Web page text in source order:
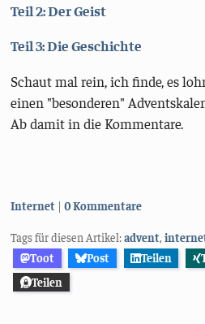
Teil 2: Der Geist
Teil 3: Die Geschichte
Schaut mal rein, ich finde, es
einen "besonderen"
Ab damit in die Kommentare.
Kategorien:
Internet 0 Kommentare
Tags für diesen Artikel:advent,
Toot
Post Teilen
Teilen